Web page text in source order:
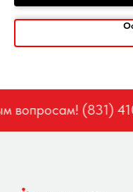
вопросам! (831)